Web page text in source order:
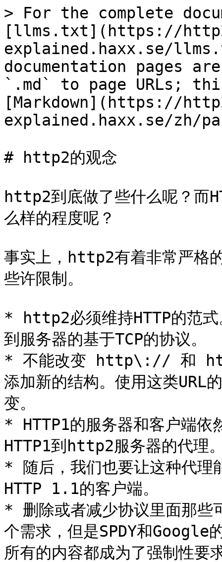
> For the complete
[llms.txt](https://
explained.haxx.se/
documentation pages
`.md` to page URLs;
[Markdown](https://
explained.haxx.se/zh/
# http2的观念
http2到底做了些什么呢？而
么样的程度呢？
事实上，http2有着非常严格
些许限制。
* http2必须维持HTTP的范式
到服务器的基于TCP的协议。
* 不能改变 http\:// 和
添加新的结构。使用这类URL
变。
* HTTP1的服务器和客户端依
HTTP1到http2服务器的代理
* 随后，我们也要让这种代
HTTP 1.1的客户端。
* 删除或者减少协议里面那些
个需求，但是SPDY和Google
所有的内容都成为了强制性要